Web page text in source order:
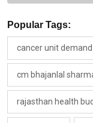
Popular Tags:
cancer unit demand
cm bhajanlal
rajasthan health